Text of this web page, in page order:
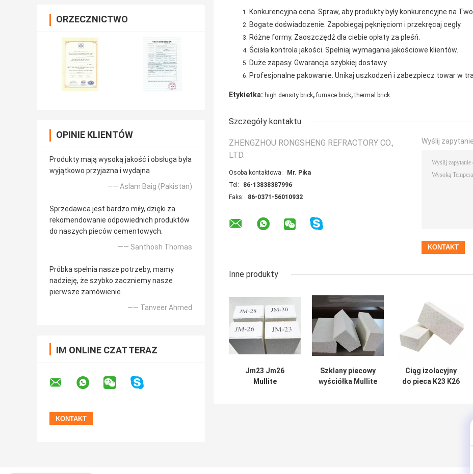
ORZECZNICTWO
OPINIE KLIENTÓW
Produkty mają wysoką jakość i obsługa była
wyjątkowo przyjazna i wydajna
—— Aslam Baig (Pakistan)
Sprzedawca jest bardzo miły, dzięki za
rekomendowanie odpowiednich produktów
do naszych pieców cementowych.
—— Santhosh Thomas
Próbka spełnia nasze potrzeby, mamy
nadzieję, że szybko zaczniemy nasze
pierwsze zamówienie.
—— Tanveer Ahmed
IM ONLINE CZAT TERAZ
Konkurencyjna cena. Spraw, aby produkty były konkurencyjne na
Bogate doświadczenie. Zapobiegaj pęknięciom i przekręcaj cegły.
Różne formy. Zaoszczędź dla ciebie opłaty za pleśń.
Ścisła kontrola jakości. Spełniaj wymagania jakościowe klientów.
Duże zapasy. Gwarancja szybkiej dostawy.
Profesjonalne pakowanie. Unikaj uszkodzeń i zabezpiecz towar w
Etykietka: high density brick, furnace brick, thermal brick
Szczegóły kontaktu
ZHENGZHOU RONGSHENG REFRACTORY CO.,
LTD.
Osoba kontaktowa:
Mr. Pika
Tel:
86-13838387996
Faks:
86-0371-56010932
Wyślij
Inne produkty
Jm23 Jm26
Mullite
Szklany piecowy
wyściółka Mullite
Ciąg izolacyjny
do pieca K23 K26